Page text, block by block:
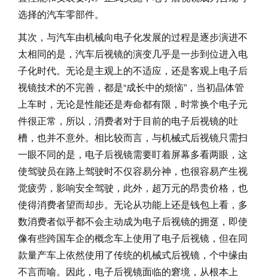
选择的汽车零部件。
其次，与汽车由机械向电子化发展的过程是逐步演进不
太相同的是，汽车后视镜的演变几乎是一步到位进入电
子化时代。无论是主观上的不适应，还是客观上电子后
视镜技术的不完善，都是“成长中的烦恼”，当初晶体管
上车时，无论是性能还是寿命都有限，时常换个电子元
件很正常，所以，消费者对于目前的电子后视镜的吐
槽，也并不意外。相比较而言，与机械式后视镜只需扫
一眼不同的是，电子后视镜需要盯着屏幕多看两眼，这
使驾驶员在路上驾驶时不仅容易分神，也很容易产生视
觉疲劳，影响安全驾驶，此外，超万元的昂贵价格，也
使得消费者望而却步。无论从功能上还是钱包上看，多
数消费者似乎都不会主动成为电子后视镜的拥趸，即使
像有些跨国车企的概念车上使用了电子后视镜，但在同
款量产车上依然使用了传统的机械式后视镜，个中缘由
不言而喻。因此，电子后视镜面临的窘境，从根本上